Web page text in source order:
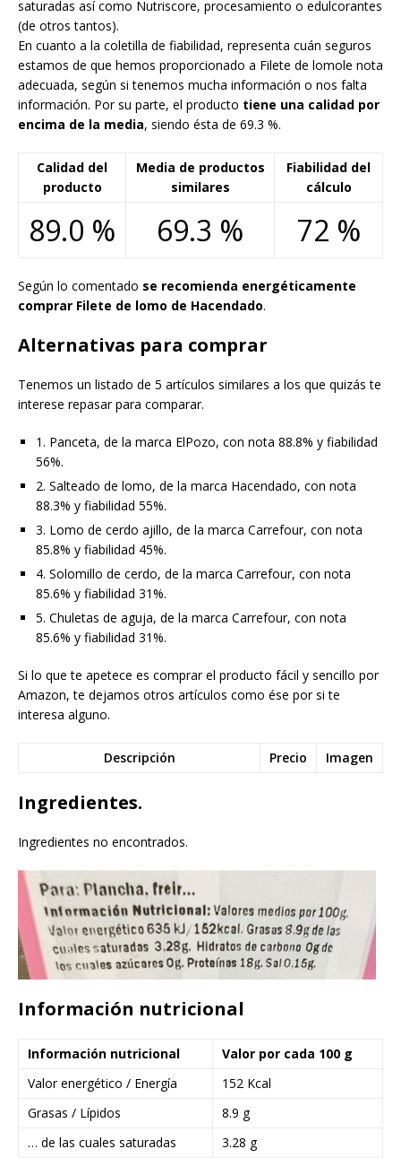
saturadas así como Nutriscore, procesamiento o edulcorantes
(de otros tantos).
En cuanto a la coletilla de fiabilidad, representa cuán seguros
estamos de que hemos proporcionado a Filete de lomole nota
adecuada, según si tenemos mucha información o nos falta
información. Por su parte, el producto tiene una calidad por
encima de la media, siendo ésta de 69.3 %.
Calidad del
producto
Media de productos
similares
Fiabilidad del
cálculo
89.0 % 69.3 % 72 %
Según lo comentado se recomienda energéticamente
comprar Filete de lomo de Hacendado.
Alternativas para comprar
Tenemos un listado de 5 artículos similares a los que quizás te
interese repasar para comparar.
1. Panceta, de la marca ElPozo, con nota 88.8% y fiabilidad
56%.
2. Salteado de lomo, de la marca Hacendado, con nota
88.3% y fiabilidad 55%.
3. Lomo de cerdo ajillo, de la marca Carrefour, con nota
85.8% y fiabilidad 45%.
4. Solomillo de cerdo, de la marca Carrefour, con nota
85.6% y fiabilidad 31%.
5. Chuletas de aguja, de la marca Carrefour, con nota
85.6% y fiabilidad 31%.
Si lo que te apetece es comprar el producto fácil y sencillo por
Amazon, te dejamos otros artículos como ése por si te
interesa alguno.
Descripción Precio Imagen
Ingredientes.
Ingredientes no encontrados.
Información nutricional
Información nutricional
Valor por cada 100 g
Valor energético / Energía
152 Kcal
Grasas / Lípidos
8.9 g
… de las cuales saturadas
3.28 g